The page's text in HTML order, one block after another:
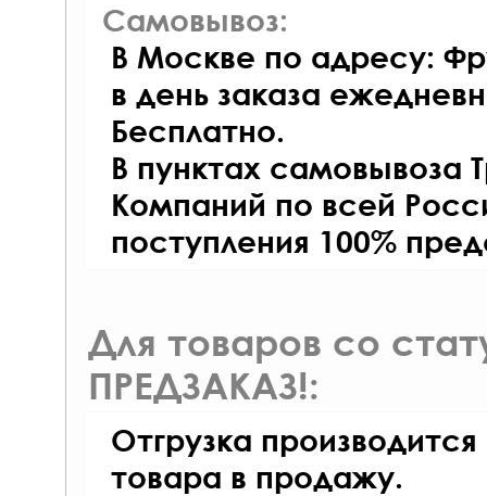
Самовывоз:
В Москве по адресу:
в день заказа
Бесплатно.
В пунктах самовывоза
Компаний по всей
поступления 100%
Для товаров со
ПРЕДЗАКАЗ!:
Отгрузка
товара в продажу.